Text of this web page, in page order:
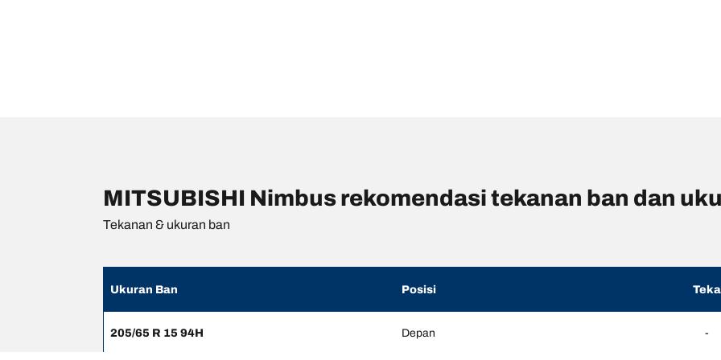
MITSUBISHI Nimbus rekomendasi tekanan ban dan
Tekanan & ukuran ban
Ukuran Ban Posisi
205/65 R 15 94H Depan -